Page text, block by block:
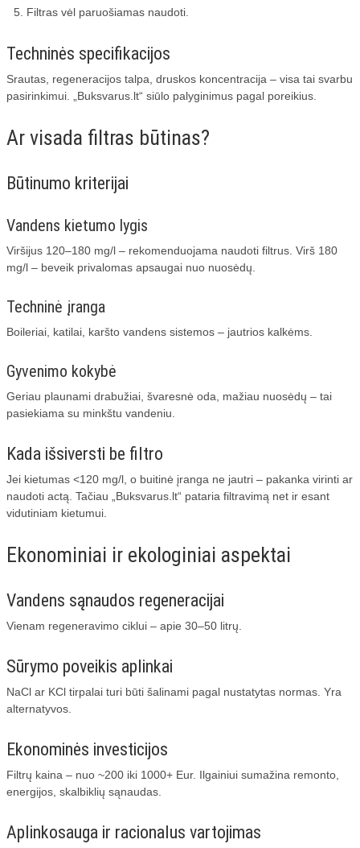
Filtras vėl paruošiamas naudoti.
Techninės specifikacijos
Srautas, regeneracijos talpa, druskos koncentracija – visa tai svarbu
pasirinkimui. „Buksvarus.lt“ siūlo palyginimus pagal poreikius.
Ar visada filtras būtinas?
Būtinumo kriterijai
Vandens kietumo lygis
Viršijus 120–180 mg/l – rekomenduojama naudoti filtrus. Virš 180
mg/l – beveik privalomas apsaugai nuo nuosėdų.
Techninė įranga
Boileriai, katilai, karšto vandens sistemos – jautrios kalkėms.
Gyvenimo kokybė
Geriau plaunami drabužiai, švaresnė oda, mažiau nuosėdų – tai
pasiekiama su minkštu vandeniu.
Kada išsiversti be filtro
Jei kietumas <120 mg/l, o buitinė įranga ne jautri – pakanka virinti ar
naudoti actą. Tačiau „Buksvarus.lt“ pataria filtravimą net ir esant
vidutiniam kietumui.
Ekonominiai ir ekologiniai aspektai
Vandens sąnaudos regeneracijai
Vienam regeneravimo ciklui – apie 30–50 litrų.
Sūrymo poveikis aplinkai
NaCl ar KCl tirpalai turi būti šalinami pagal nustatytas normas. Yra
alternatyvos.
Ekonominės investicijos
Filtrų kaina – nuo ~200 iki 1000+ Eur. Ilgainiui sumažina remonto,
energijos, skalbiklių sąnaudas.
Aplinkosauga ir racionalus vartojimas